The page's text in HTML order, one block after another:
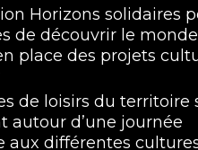
Horizons solidaires
de découvrir le
place des projets
de loisirs du territoire
autour d’une journée
aux différentes